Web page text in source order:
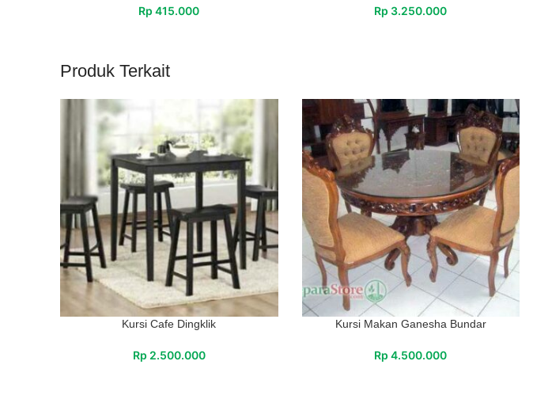
Rp 415.000 Rp 3.250.000
Produk Terkait
Kursi Cafe Dingklik
Rp 2.500.000
Kursi Makan Ganesha Bundar
Rp 4.500.000